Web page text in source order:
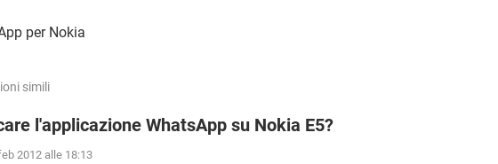
per Nokia
simili
l'applicazione WhatsApp su Nokia E5?
2012 alle 18:13